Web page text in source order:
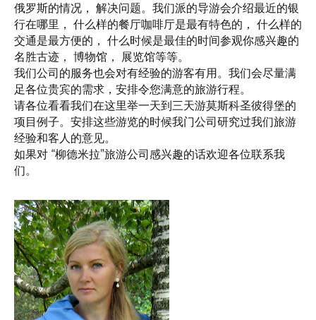
俄罗斯的情况， 解决问题。我们派的导游会介绍最近的银
行在哪里， 什么样的餐厅咖啡厅是最有特色的， 什么样的
交通是最方便的， 什么时候是最佳的时间参观你感兴趣的
名胜古迹， 博物馆， 展览馆等等。
我们公司的服务也会对有经验的游客有用。我们会尽量满
足各位贵宾的需求，安排令您满意的旅游行程。
请各位看看我们在这里举一天到三天游莫斯科圣彼得堡的
项目例子。安排这些游览的时候我门公司研究过我们旅游
经验和客人的意见。
如果对 “柳德米拉”旅游公司感兴趣的话欢迎各位联系我
们。